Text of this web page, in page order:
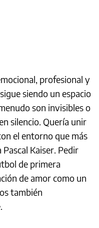
profesional y
siendo un espacio
son invisibles o
silencio. Quería unir
el entorno que más
Kaiser. Pedir
de primera
de amor como un
también